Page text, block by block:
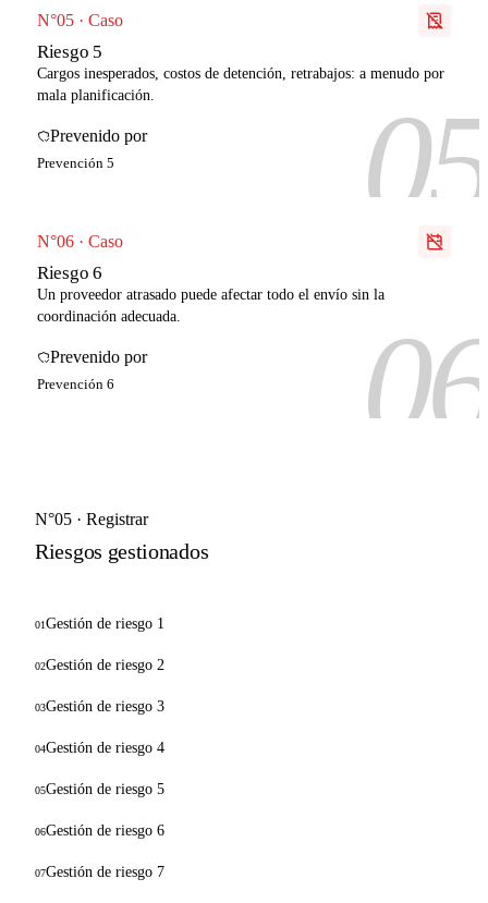
N°05 · Caso
Riesgo 5
Cargos inesperados, costos de detención, retrabajos: a menudo por
mala planificación.
Prevenido por
Prevención 5
N°06 · Caso
Riesgo 6
Un proveedor atrasado puede afectar todo el envío sin la
coordinación adecuada.
Prevenido por
Prevención 6
N°05 · Registrar
Riesgos gestionados
01Gestión de riesgo 1
02Gestión de riesgo 2
03Gestión de riesgo 3
04Gestión de riesgo 4
05Gestión de riesgo 5
06Gestión de riesgo 6
07Gestión de riesgo 7